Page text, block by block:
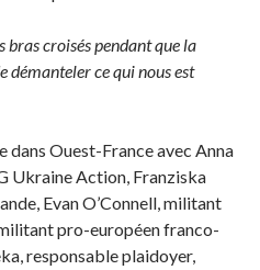
bras croisés pendant que la
ce qui nous est
dans Ouest-France avec Anna
Ukraine Action, Franziska
Evan O’Connell, militant
pro-européen franco-
responsable plaidoyer,